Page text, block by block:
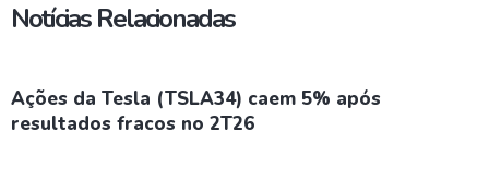
Notícias Relacionadas
Ações da Tesla (TSLA34) caem 5% após
resultados fracos no 2T26